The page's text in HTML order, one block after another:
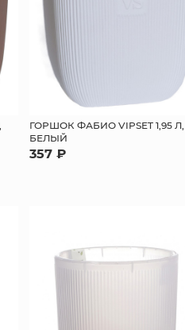
ГОРШОК ФАБИО VIPSET 1,95 Л,
БЕЛЫЙ
357 ₽